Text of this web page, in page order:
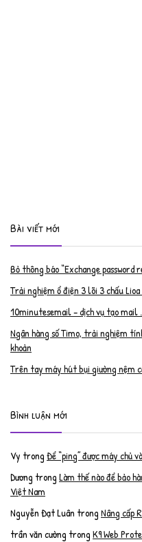
Bài viết mới
Bỏ thông báo “Exchange
Trải nghiệm ổ điện 3 lõi 3 chấu
10minutesemail – dịch vụ tạo mail
Ngân hàng số Timo, trải nghiệm
khoản
Trên tay máy hút bụi giường nệm
Bình luận mới
Vy trongĐể “ping” được máy chủ
Dương trongLàm thế nào để bảo
Việt Nam
Nguyễn Đạt Luân trongNâng cấp
trần văn cường trongK9 Web